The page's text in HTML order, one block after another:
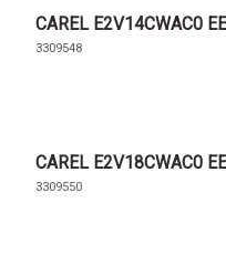
CAREL E2V14CWAC0
3309548
CAREL E2V18CWAC0
3309550